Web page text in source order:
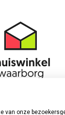
van onze